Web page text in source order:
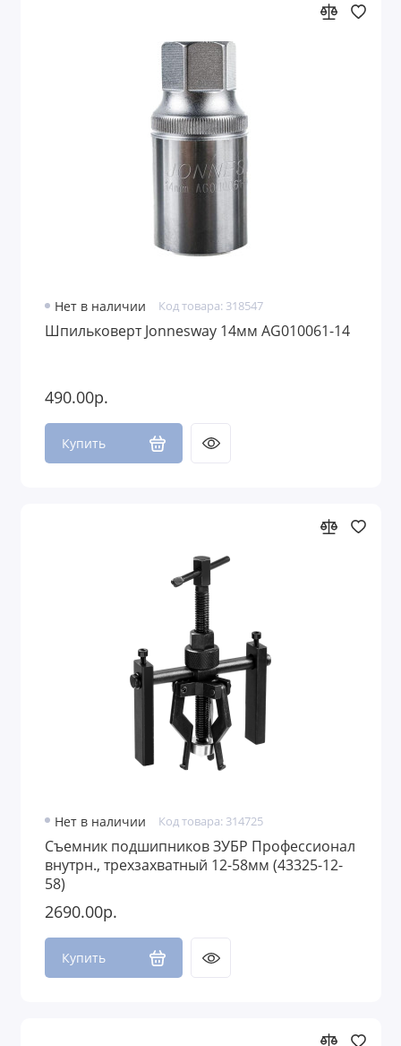
Нет в наличии Код товара: 318547
Шпильковерт Jonnesway 14мм AG010061-14
490.00р.
Купить
Нет в наличии Код товара: 314725
Съемник подшипников ЗУБР Профессионал
внутрн., трехзахватный 12-58мм (43325-12-
58)
2690.00р.
Купить